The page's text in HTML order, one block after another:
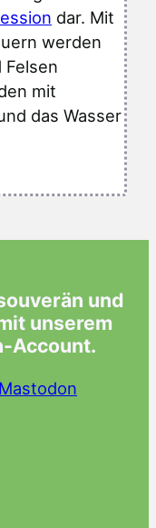
dar. Mit
werden
Felsen
mit
das Wasser
und
unserem
Account.